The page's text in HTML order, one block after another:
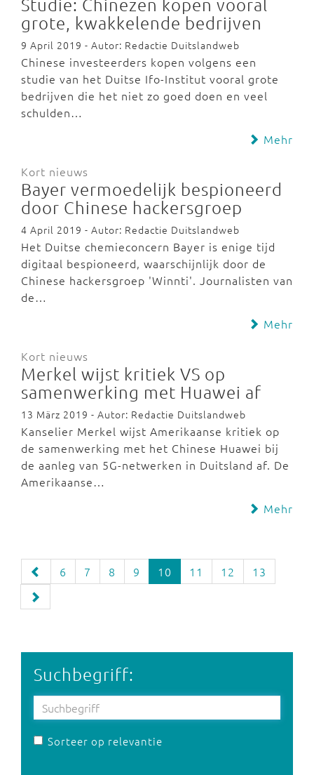
Studie: Chinezen kopen vooral
grote, kwakkelende bedrijven
9 April 2019 - Autor: Redactie Duitslandweb
Chinese investeerders kopen volgens een
studie van het Duitse Ifo-Institut vooral grote
bedrijven die het niet zo goed doen en veel
schulden…
Mehr
Kort nieuws
Bayer vermoedelijk bespioneerd
door Chinese hackersgroep
4 April 2019 - Autor: Redactie Duitslandweb
Het Duitse chemieconcern Bayer is enige tijd
digitaal bespioneerd, waarschijnlijk door de
Chinese hackersgroep 'Winnti'. Journalisten van
de…
Mehr
Kort nieuws
Merkel wijst kritiek VS op
samenwerking met Huawei af
13 März 2019 - Autor: Redactie Duitslandweb
Kanselier Merkel wijst Amerikaanse kritiek op
de samenwerking met het Chinese Huawei bij
de aanleg van 5G-netwerken in Duitsland af. De
Amerikaanse…
Mehr
6 7 8 9 10 11 12 13
Suchbegriff:
Sorteer op relevantie